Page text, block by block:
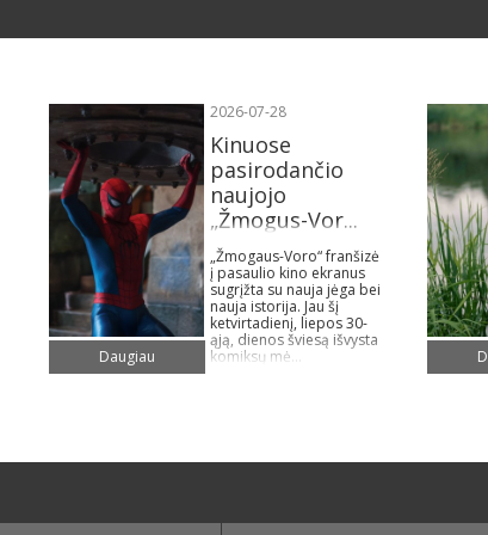
Daugiau
2026-07-28
Kinuose
pasirodančio
naujojo
„Žmogus-Vor...
„Žmogaus-Voro“ franšizė
į pasaulio kino ekranus
sugrįžta su nauja jėga bei
nauja istorija. Jau šį
ketvirtadienį, liepos 30-
ąją, dienos šviesą išvysta
komiksų mė...